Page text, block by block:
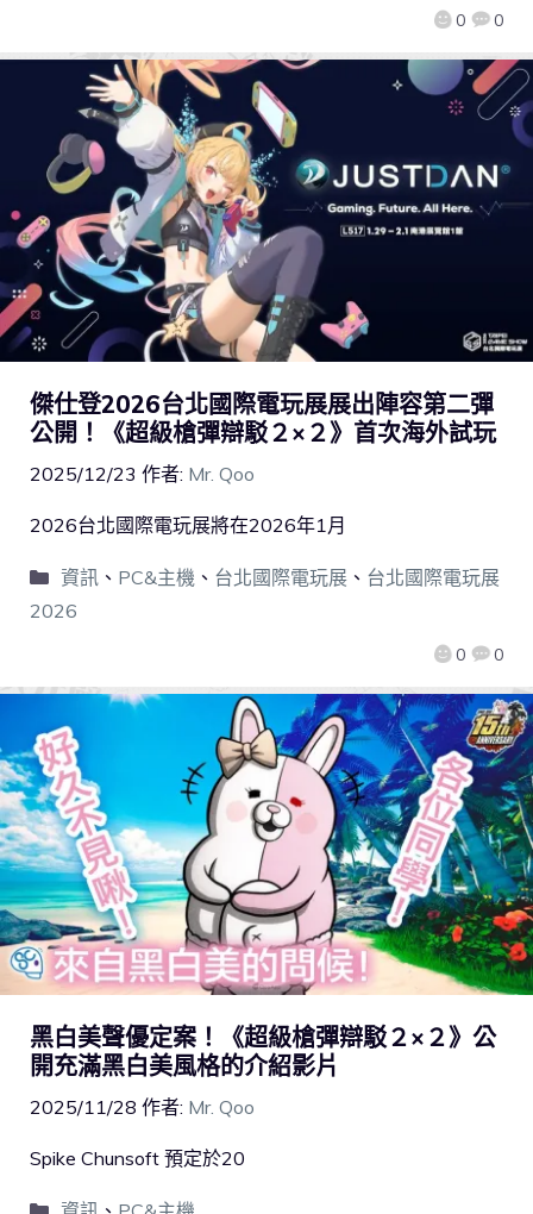
0 0
傑仕登2026台北國際電玩展展出陣容第二彈
公開！《超級槍彈辯駁２×２》首次海外試玩
2025/12/23 作者: Mr. Qoo
0 0
2026台北國際電玩展將在2026年1月
資訊、 PC&主機 、 台北國際電玩展、 台北國際電玩展
2026
黑白美聲優定案！《超級槍彈辯駁２×２》公
開充滿黑白美風格的介紹影片
2025/11/28 作者: Mr. Qoo
Spike Chunsoft 預定於20